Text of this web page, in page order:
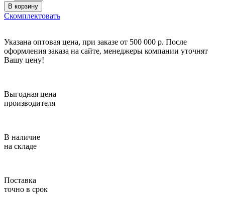
В корзину
Скомплектовать
Указана оптовая цена, при заказе от 500 000 р. После
оформления заказа на сайте, менеджеры компании уточнят
Вашу цену!
Выгодная цена
производителя
В наличие
на складе
Поставка
точно в срок